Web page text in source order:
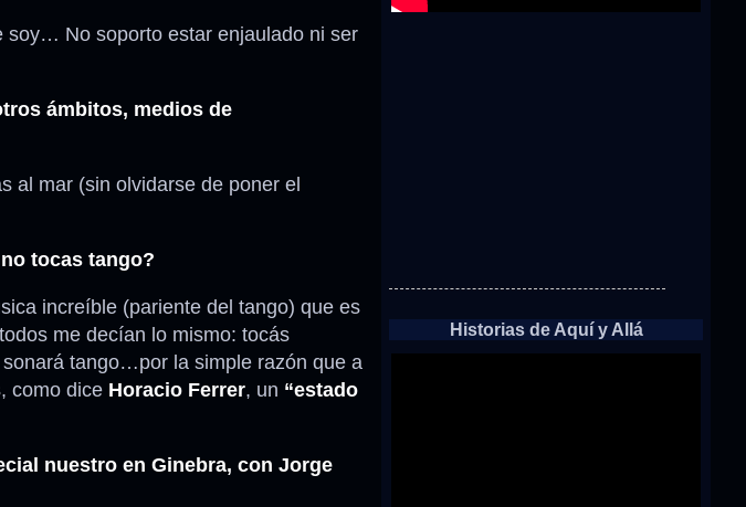
soy… No soporto estar enjaulado ni ser
ámbitos, medios de
al mar (sin olvidarse de poner el
tocas tango?
increíble (pariente del tango) que es
me decían lo mismo: tocás
tango…por la simple razón que a
, como dice Horacio Ferrer, un “estado
nuestro en Ginebra, con Jorge
Historias de Aquí y Allá